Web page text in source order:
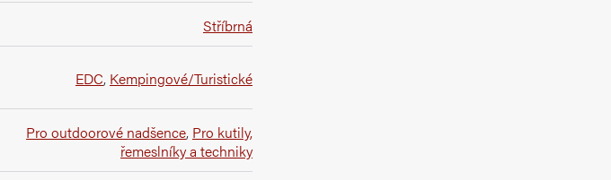
Stříbrná
EDC, Kempingové/Turistické
Pro outdoorové nadšence, Pro kutily,
řemeslníky a techniky